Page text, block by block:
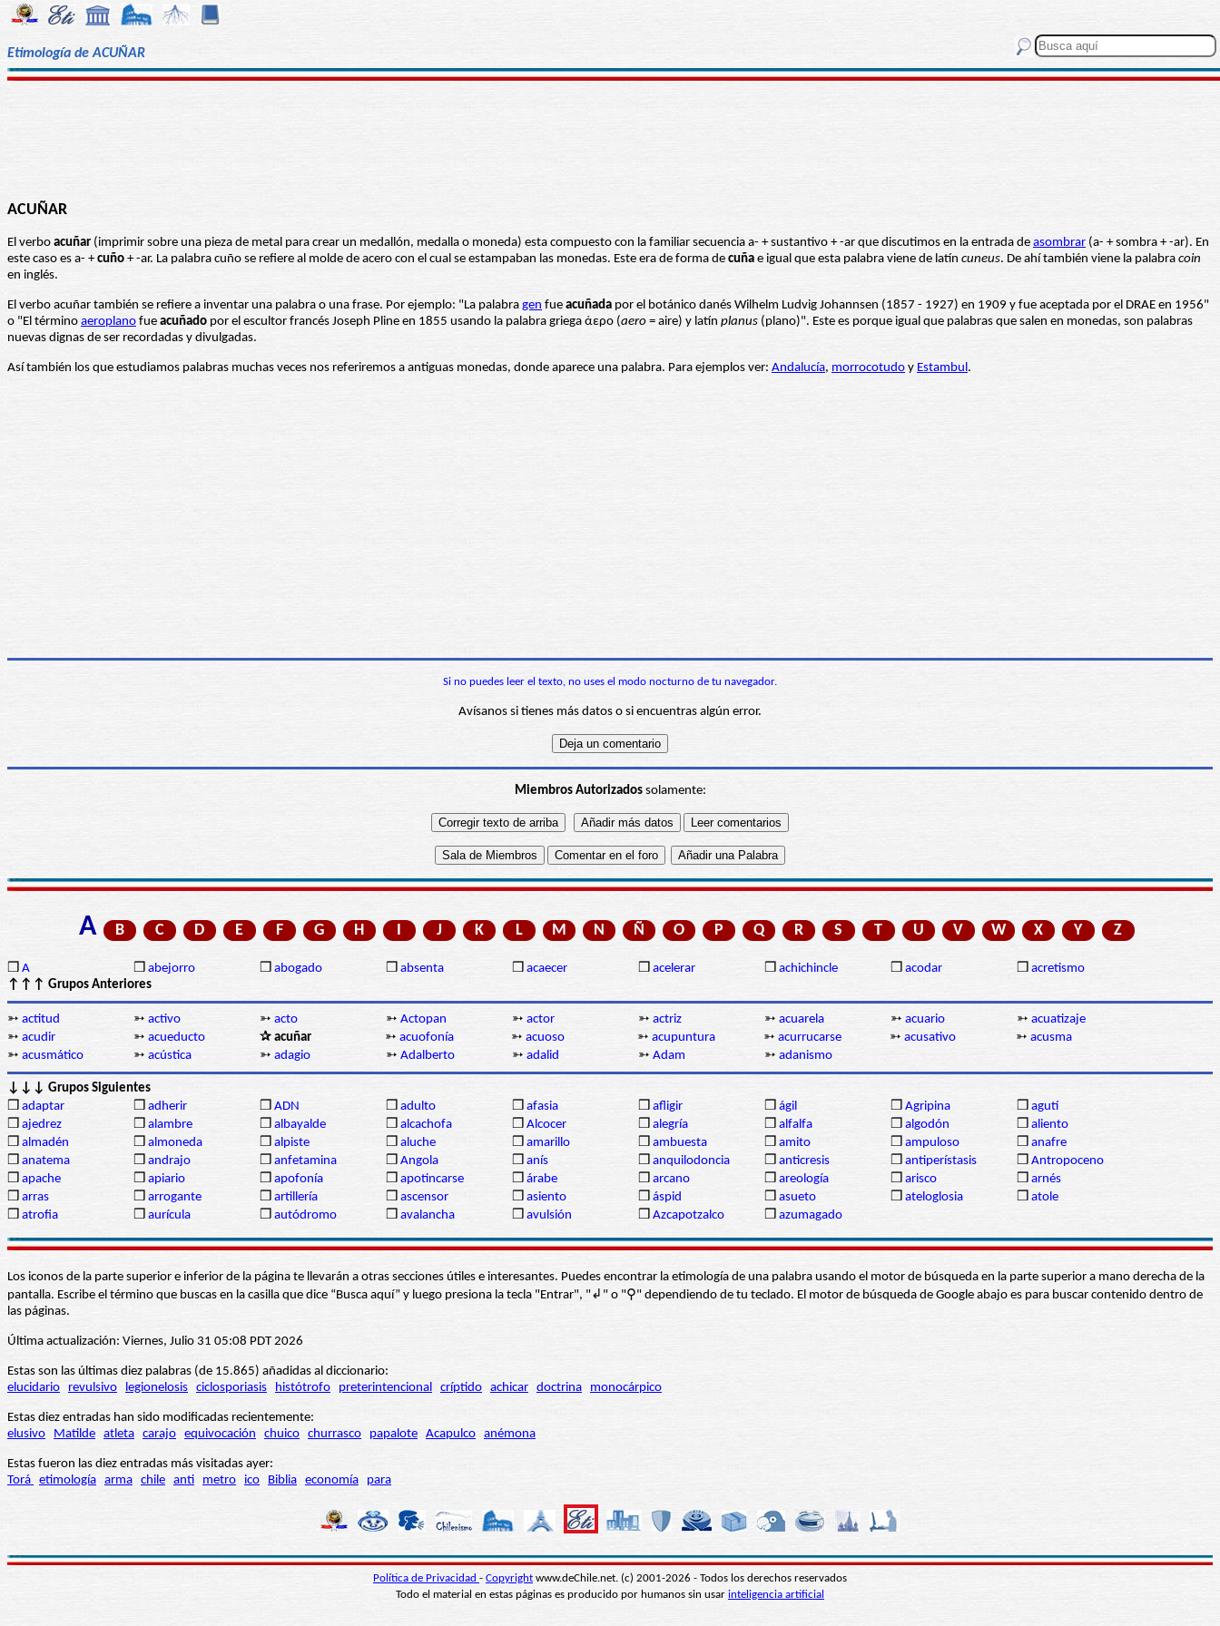
Etimología de ACUÑAR
ACUÑAR
El verbo acuñar (imprimir sobre una pieza de metal para crear un medallón, medalla o moneda) esta compuesto con la familiar secuencia a- + sustantivo + -ar que discutimos en la entrada de asombrar (a- + sombra + -ar). En
este caso es a- +cuño + -ar. La palabra cuño se refiere al molde de acero con el cual se estampaban las monedas. Este era de forma de cuña e igual que esta palabra viene de latín cuneus. De ahí también viene la palabra coin
en inglés.
El verbo acuñar también se refiere a inventar una palabra o una frase. Por ejemplo: "La palabra gen fue acuñada por el botánico danés Wilhelm Ludvig Johannsen (1857 - 1927) en 1909 y fue aceptada por el DRAE en 1956"
o "El término aeroplano fue acuñado por el escultor francés Joseph Pline en 1855 usando la palabra griega ἀερο (aero = aire) y latín planus (plano)". Este es porque igual que palabras que salen en monedas, son palabras
nuevas dignas de ser recordadas y divulgadas.
Así también los que estudiamos palabras muchas veces nos referiremos a antiguas monedas, donde aparece una palabra. Para ejemplos ver: Andalucía, morrocotudo y Estambul.
Si no puedes leer el texto, no uses el modo nocturno de tu navegador.
Avísanos si tienes más datos o si encuentras algún error.
Miembros Autorizadossolamente:
A B C D E F G H I J K L M N Ñ O P Q R S T U V W X Y Z
❒ A ❒ abejorro ❒ abogado ❒ absenta ❒ acaecer ❒ acelerar ❒ achichincle ❒ acodar ❒ acretismo
↑↑↑ Grupos Anteriores
➳ actitud ➳ activo ➳ acto ➳ Actopan ➳ actor ➳ actriz ➳ acuarela ➳ acuario ➳ acuatizaje
➳ acudir ➳ acueducto ✰ acuñar ➳ acuofonía ➳ acuoso ➳ acupuntura ➳ acurrucarse ➳ acusativo ➳ acusma
➳ acusmático ➳ acústica ➳ adagio ➳ Adalberto ➳ adalid ➳ Adam ➳ adanismo
↓↓↓ Grupos Siguientes
❒ adaptar ❒ adherir ❒ ADN ❒ adulto ❒ afasia ❒ afligir ❒ ágil ❒ Agripina ❒ agutí
❒ ajedrez ❒ alambre ❒ albayalde ❒ alcachofa ❒ Alcocer ❒ alegría ❒ alfalfa ❒ algodón ❒ aliento
❒ almadén ❒ almoneda ❒ alpiste ❒ aluche ❒ amarillo ❒ ambuesta ❒ amito ❒ ampuloso ❒ anafre
❒ anatema ❒ andrajo ❒ anfetamina ❒ Angola ❒ anís ❒ anquilodoncia ❒ anticresis ❒ antiperístasis ❒ Antropoceno
❒ apache ❒ apiario ❒ apofonía ❒ apotincarse ❒ árabe ❒ arcano ❒ areología ❒ arisco ❒ arnés
❒ arras ❒ arrogante ❒ artillería ❒ ascensor ❒ asiento ❒ áspid ❒ asueto ❒ ateloglosia ❒ atole
❒ atrofia ❒ aurícula ❒ autódromo ❒ avalancha ❒ avulsión ❒ Azcapotzalco ❒ azumagado
Los iconos de la parte superior e inferior de la página te llevarán a otras secciones útiles e interesantes. Puedes encontrar la etimología de una palabra usando el motor de búsqueda en la parte superior a mano derecha de la
pantalla. Escribe el término que buscas en la casilla que dice “Busca aquí” y luego presiona la tecla "Entrar", "↲" o "⚲" dependiendo de tu teclado. El motor de búsqueda de Google abajo es para buscar contenido dentro de
las páginas.
Última actualización: Viernes, Julio 31 05:08 PDT 2026
Estas son las últimas diez palabras (de 15.865) añadidas al diccionario:
elucidario
revulsivo legionelosis ciclosporiasis histótrofo preterintencional críptido achicar doctrina monocárpico
Estas diez entradas han sido modificadas recientemente:
elusivo
Matilde atleta carajo equivocación chuico churrasco papalote Acapulco anémona
Estas fueron las diez entradas más visitadas ayer:
Torá etimología arma chile anti metro ico Biblia economía para
Política de Privacidad - Copyright www.deChile.net. (c) 2001-2026 - Todos los derechos reservados
Todo el material en estas páginas es producido por humanos sin usar inteligencia artificial